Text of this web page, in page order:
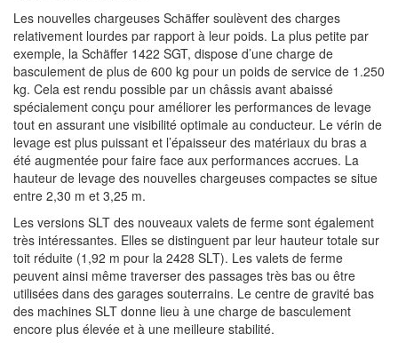
Les nouvelles chargeuses Schäffer soulèvent des charges
relativement lourdes par rapport à leur poids. La plus petite par
exemple, la Schäffer 1422 SGT, dispose d’une charge de
basculement de plus de 600 kg pour un poids de service de 1.250
kg. Cela est rendu possible par un châssis avant abaissé
spécialement conçu pour améliorer les performances de levage
tout en assurant une visibilité optimale au conducteur. Le vérin de
levage est plus puissant et l’épaisseur des matériaux du bras a
été augmentée pour faire face aux performances accrues. La
hauteur de levage des nouvelles chargeuses compactes se situe
entre 2,30 m et 3,25 m.
Les versions SLT des nouveaux valets de ferme sont également
très intéressantes. Elles se distinguent par leur hauteur totale sur
toit réduite (1,92 m pour la 2428 SLT). Les valets de ferme
peuvent ainsi même traverser des passages très bas ou être
utilisées dans des garages souterrains. Le centre de gravité bas
des machines SLT donne lieu à une charge de basculement
encore plus élevée et à une meilleure stabilité.